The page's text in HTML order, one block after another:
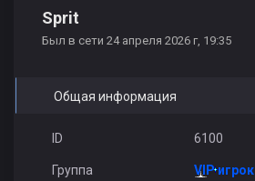
Sprit
Был в сети 24 апреля 2026 г, 19:35
Общая информация
ID 6100
Группа VIP игрок